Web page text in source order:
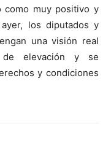
como muy positivo y
los diputados y
una visión real
de elevación y se
y condiciones